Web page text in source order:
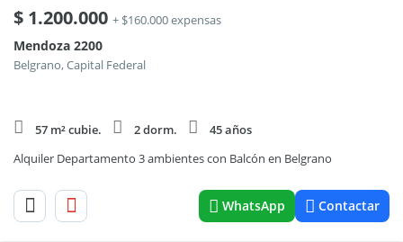
$ 1.200.000 + $160.000 expensas
Mendoza 2200
Belgrano, Capital Federal
57 m² cubie. 2 dorm.
45 años
Alquiler Departamento 3 ambientes con Balcón en Belgrano
WhatsApp Contactar